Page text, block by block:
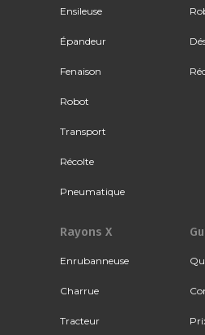
Ensileuse
Épandeur
Fenaison
Robot
Transport
Récolte
Pneumatique
Rayons X
Enrubanneuse
Charrue
Tracteur